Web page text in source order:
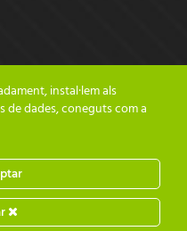
drets reservats | Preus amb
instal·lem als
de dades, coneguts com a